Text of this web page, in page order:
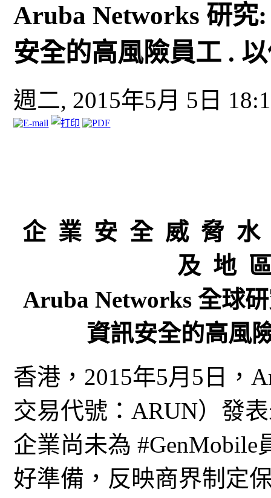
Aruba Networks 研究
安全的高風險員工 .
週二, 2015年5月 5日
企 業 安 全 威 脅
及 地
Aruba Networks 全球
資訊安全的高風
香港，2015年5月5日，
交易代號：ARUN）發
企業尚未為
好準備，反映商界制定